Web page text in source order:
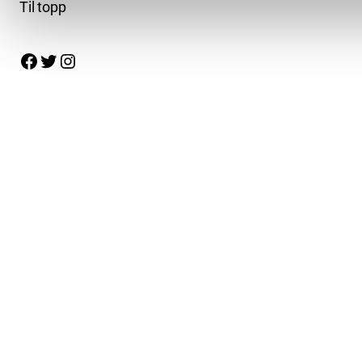
Til topp
Facebook Twitter Instagram